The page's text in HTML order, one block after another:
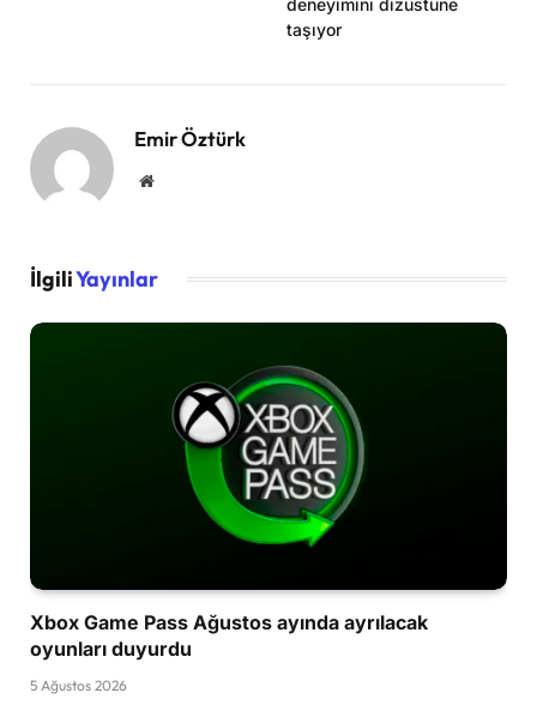
taşıyor
Emir Öztürk
Website
İlgiliYayınlar
Xbox Game Pass Ağustos ayında ayrılacak
oyunları duyurdu
5 Ağustos 2026